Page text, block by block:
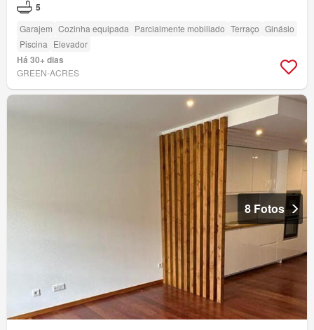
5
Garajem Cozinha equipada Parcialmente mobiliado Terraço Ginásio
Piscina Elevador
Há 30+ dias
GREEN-ACRES
8 Fotos